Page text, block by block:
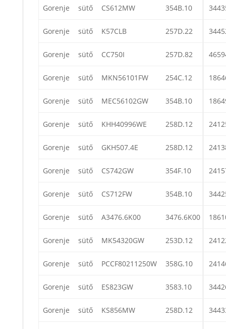
Gorenje sütő CS612MW 354B.10
Gorenje sütő K57CLB 257D.22
Gorenje sütő CC750I 257D.82
Gorenje sütő MKN56101FW 254C.12
Gorenje sütő MEC56102GW 354B.10
Gorenje sütő KHH40996WE 258D.12
Gorenje sütő GKH507.4E 258D.12
Gorenje sütő CS742GW 354F.10
Gorenje sütő CS712FW 354B.10
Gorenje sütő A3476.6K00 3476.6K00
Gorenje sütő MK54320GW 253D.12
Gorenje sütő PCCF80211250W 358G.10
Gorenje sütő ES823GW 3583.10
Gorenje sütő KS856MW 258D.12